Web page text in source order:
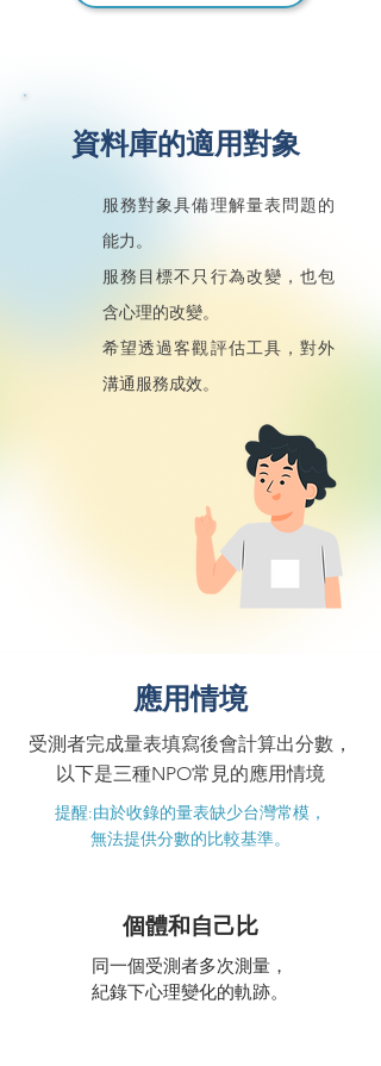
​資料庫的適用對象
服務對象具備理解量表問題的
能力。
服務目標不只行為改變，也包
含心理的改變。
希望透過客觀評估工具，對外
溝通服務成效。
應用情境
受測者完成量表填寫後會計算出分數，
以下是三種NPO常見的應用情境
提醒:由於收錄的量表缺少台灣常模，
無法提供分數的比較基準。
個體和自己比
同一個受測者多次測量，
紀錄下心理變化的軌跡。